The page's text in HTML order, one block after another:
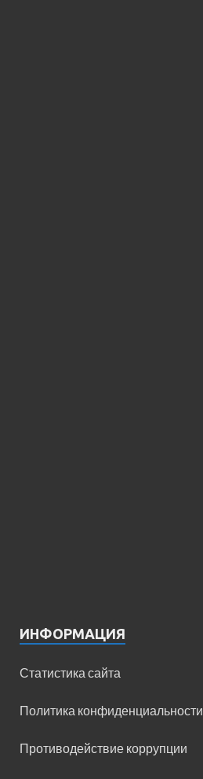
ИНФОРМАЦИЯ
Статистика сайта
Политика конфиденциальности
Противодействие коррупции